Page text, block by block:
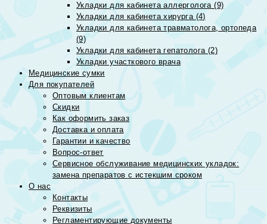
Укладки для кабинета аллерголога (9)
Укладки для кабинета хирурга (4)
Укладки для кабинета травматолога, ортопеда
(9)
Укладки для кабинета гепатолога (2)
Укладки участкового врача
Медицинские сумки
Для покупателей
Оптовым клиентам
Скидки
Как оформить заказ
Доставка и оплата
Гарантии и качество
Вопрос-ответ
Сервисное обслуживание медицинских укладок:
замена препаратов с истекшим сроком
О нас
Контакты
Реквизиты
Регламентирующие документы